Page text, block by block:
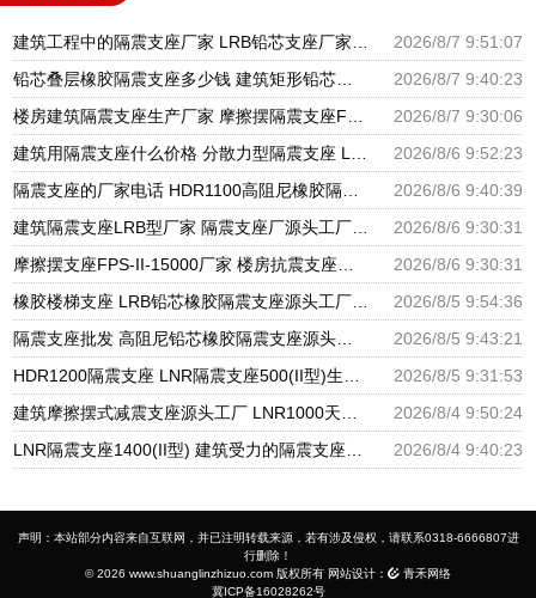
2026/8/7 9:51:07
2026/8/7 9:40:23
2026/8/7 9:30:06
2026/8/6 9:52:23
2026/8/6 9:40:39
2026/8/6 9:30:31
2026/8/6 9:30:31
2026/8/5 9:54:36
2026/8/5 9:43:21
2026/8/5 9:31:53
2026/8/4 9:50:24
2026/8/4 9:40:23
声明：本站部分内容来自互联网，并已注明转载来源，若有涉及侵权，请联系0318-6666807进
行删除！
© 2026 www.shuanglinzhizuo.com 版权所有 网站设计：
青禾网络
冀ICP备16028262号